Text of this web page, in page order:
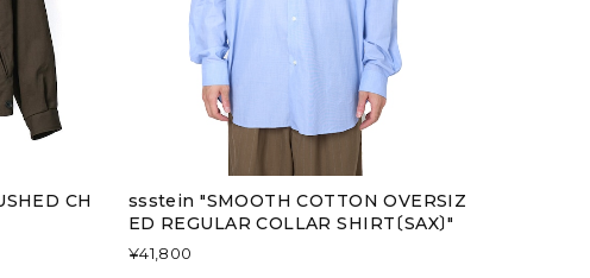
CH
ssstein "SMOOTH COTTON OVERSIZ
ED REGULAR COLLAR SHIRT〔SAX〕"
¥41,800